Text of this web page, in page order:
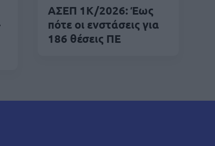
ΑΣΕΠ 1Κ/2026: Έως
πότε οι ενστάσεις για
186 θέσεις ΠΕ